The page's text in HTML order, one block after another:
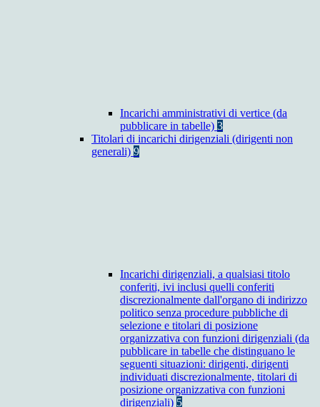
Incarichi amministrativi di vertice (da
pubblicare in tabelle) 3
Titolari di incarichi dirigenziali (dirigenti non
generali) 9
Incarichi dirigenziali, a qualsiasi titolo
conferiti, ivi inclusi quelli conferiti
discrezionalmente dall'organo di indirizzo
politico senza procedure pubbliche di
selezione e titolari di posizione
organizzativa con funzioni dirigenziali (da
pubblicare in tabelle che distinguano le
seguenti situazioni: dirigenti, dirigenti
individuati discrezionalmente, titolari di
posizione organizzativa con funzioni
dirigenziali) 5